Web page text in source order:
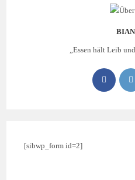
„Essen hält Leib
[sibwp_form id=2]